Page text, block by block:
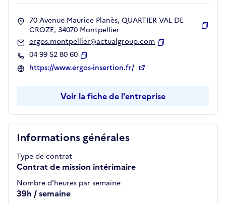
Informations générales
Type de contrat
Contrat de mission intérimaire
Nombre d'heures par semaine
39h / semaine
70 Avenue Maurice Planès, QUARTIER VAL DE
CROZE, 34070 Montpellier
ergos.montpellier@actualgroup.com
04 99 52 80 60
Copier
https://www.ergos-insertion.fr/
Voir la fiche de l'entreprise